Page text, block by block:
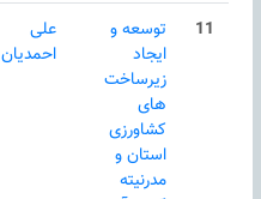
11
توسعه و
ایجاد
زیرساخت
های
کشاورزی
استان و
مدرنیته
علی
احمدیان